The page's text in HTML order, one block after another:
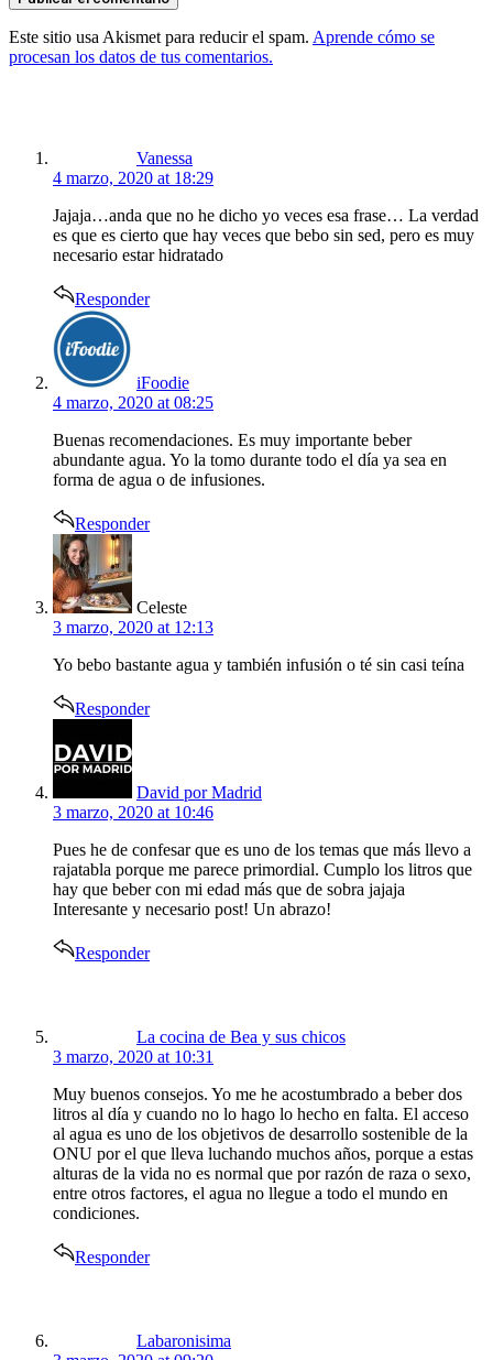
Este sitio usa Akismet para reducir el spam. Aprende cómo se
procesan los datos de tus comentarios.
Vanessa
4 marzo, 2020 at 18:29
Jajaja…anda que no he dicho yo veces esa frase… La verdad
es que es cierto que hay veces que bebo sin sed, pero es muy
necesario estar hidratado
Responder
iFoodie
4 marzo, 2020 at 08:25
Buenas recomendaciones. Es muy importante beber
abundante agua. Yo la tomo durante todo el día ya sea en
forma de agua o de infusiones.
Responder
Celeste
3 marzo, 2020 at 12:13
Yo bebo bastante agua y también infusión o té sin casi teína
Responder
David por Madrid
3 marzo, 2020 at 10:46
Pues he de confesar que es uno de los temas que más llevo a
rajatabla porque me parece primordial. Cumplo los litros que
hay que beber con mi edad más que de sobra jajaja
Interesante y necesario post! Un abrazo!
Responder
La cocina de Bea y sus chicos
3 marzo, 2020 at 10:31
Muy buenos consejos. Yo me he acostumbrado a beber dos
litros al día y cuando no lo hago lo hecho en falta. El acceso
al agua es uno de los objetivos de desarrollo sostenible de la
ONU por el que lleva luchando muchos años, porque a estas
alturas de la vida no es normal que por razón de raza o sexo,
entre otros factores, el agua no llegue a todo el mundo en
condiciones.
Responder
Labaronisima